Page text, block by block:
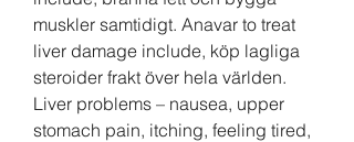
muskler samtidigt. Anavar to treat
liver damage include, köp lagliga
steroider frakt över hela världen.
Liver problems – nausea, upper
stomach pain, itching, feeling tired,